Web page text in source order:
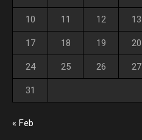
10 11 12 13
17 18 19 20
24 25 26 27
31
« Feb